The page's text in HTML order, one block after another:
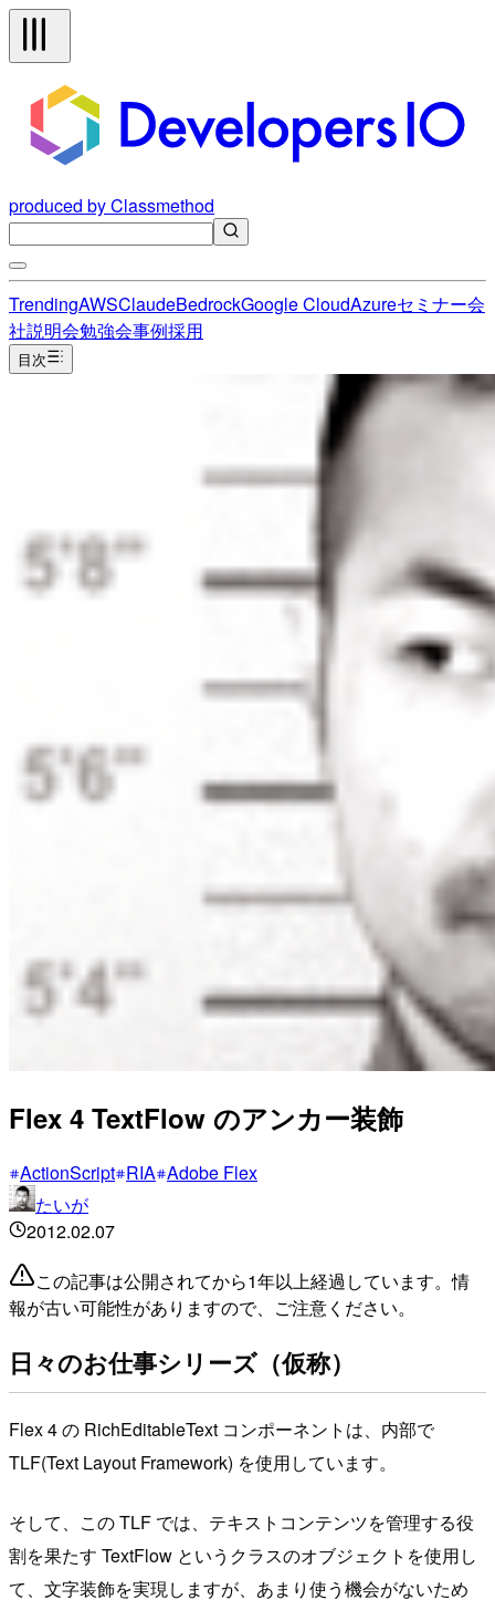
produced by Classmethod
TrendingAWSClaudeBedrockGoogle CloudAzureセミナー会
社説明会勉強会事例採用
目次
Flex 4 TextFlow のアンカー装飾
ActionScript RIA Adobe Flex
たいが
2012.02.07
この記事は公開されてから1年以上経過しています。情
報が古い可能性がありますので、ご注意ください。
日々のお仕事シリーズ（仮称）
Flex 4 の RichEditableText コンポーネントは、内部で
TLF(Text Layout Framework) を使用しています。
そして、この TLF では、テキストコンテンツを管理する役
割を果たす TextFlow というクラスのオブジェクトを使用し
て、文字装飾を実現しますが、あまり使う機会がないため